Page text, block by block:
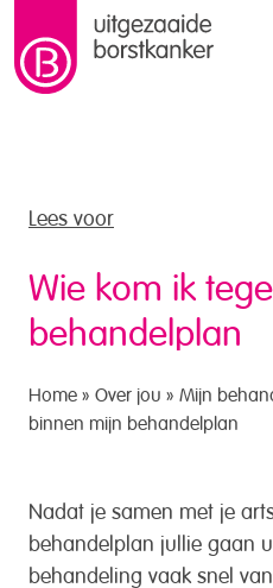
naar de inhoud
Lees voor
Wie kom ik
behandelplan
Home » Over jou » Mijn
binnen mijn behandelplan
Nadat je samen met je
behandelplan jullie gaan
behandeling vaak snel